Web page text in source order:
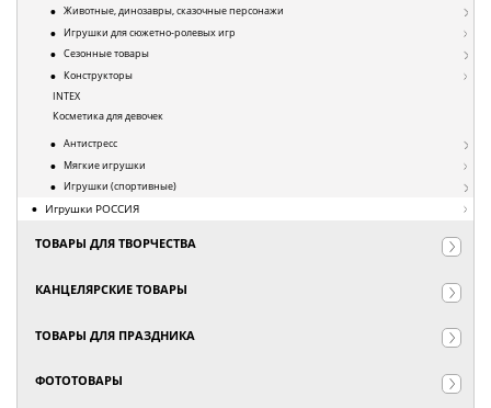
Животные, динозавры, сказочные персонажи
Игрушки для сюжетно-ролевых игр
Сезонные товары
Конструкторы
INTEX
Косметика для девочек
Антистресс
Мягкие игрушки
Игрушки (спортивные)
Игрушки РОССИЯ
ТОВАРЫ ДЛЯ ТВОРЧЕСТВА
КАНЦЕЛЯРСКИЕ ТОВАРЫ
ТОВАРЫ ДЛЯ ПРАЗДНИКА
ФОТОТОВАРЫ